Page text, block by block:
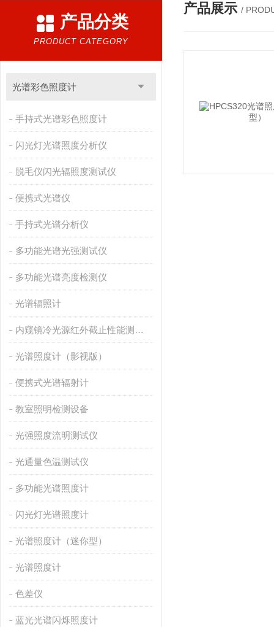
产品分类
PRODUCT CATEGORY
光谱彩色照度计
手持式光谱彩色照度计
闪光灯光谱照度分析仪
脱毛仪闪光辐照度测试仪
便携式光谱仪
手持式光谱分析仪
多功能光谱光强测试仪
多功能光谱亮度检测仪
光谱辐照计
内窥镜冷光源红外截止性能测量仪
光谱照度计（影视版）
便携式光谱辐射计
教室照明检测设备
光强照度流明测试仪
光通量色温测试仪
多功能光谱照度计
闪光灯光谱照度计
光谱照度计（迷你型）
光谱照度计
色差仪
蓝光光谱闪烁照度计
产品展示 /